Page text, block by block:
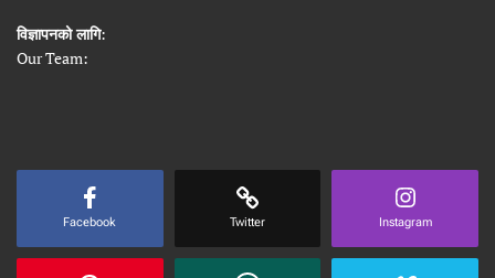
विज्ञापनको लागि:
Our Team:
Facebook Twitter Instagram